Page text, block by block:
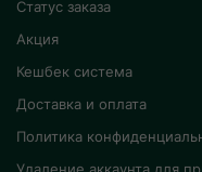
Статус заказа
Акция
Кешбек система
Доставка и оплата
Политика